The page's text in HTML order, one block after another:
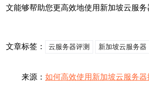
文能够帮助您更高效地使用新加坡云服
文章标签： 云服务器评测 新加坡云服务器
来源： 如何高效使用新加坡云服务